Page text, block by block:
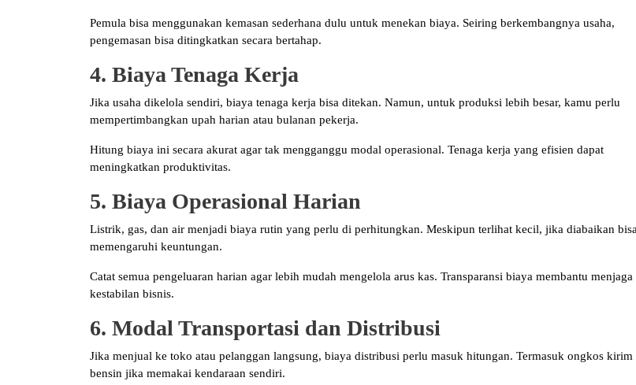
Pemula bisa menggunakan kemasan sederhana dulu untuk menekan biaya. Seiring berkembangnya usaha,
pengemasan bisa ditingkatkan secara bertahap.
4. Biaya Tenaga Kerja
Jika usaha dikelola sendiri, biaya tenaga kerja bisa ditekan. Namun, untuk produksi lebih besar, kamu perlu
mempertimbangkan upah harian atau bulanan pekerja.
Hitung biaya ini secara akurat agar tak mengganggu modal operasional. Tenaga kerja yang efisien dapat
meningkatkan produktivitas.
5. Biaya Operasional Harian
Listrik, gas, dan air menjadi biaya rutin yang perlu di perhitungkan. Meskipun terlihat kecil, jika diabaikan bisa
memengaruhi keuntungan.
Catat semua pengeluaran harian agar lebih mudah mengelola arus kas. Transparansi biaya membantu menjaga
kestabilan bisnis.
6. Modal Transportasi dan Distribusi
Jika menjual ke toko atau pelanggan langsung, biaya distribusi perlu masuk hitungan. Termasuk ongkos kirim
bensin jika memakai kendaraan sendiri.